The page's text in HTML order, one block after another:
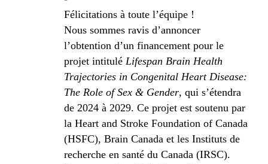
Félicitations à toute l’équipe !
Nous sommes ravis d’annoncer
l’obtention d’un financement pour le
projet intitulé Lifespan Brain Health
Trajectories in Congenital Heart Disease:
The Role of Sex & Gender, qui s’étendra
de 2024 à 2029. Ce projet est soutenu par
la Heart and Stroke Foundation of Canada
(HSFC), Brain Canada et les Instituts de
recherche en santé du Canada (IRSC).